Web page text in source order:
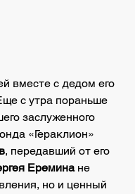
вместе с дедом его
с утра пораньше
заслуженного
«Гераклион»
, передавший от его
Еремина не
но и ценный